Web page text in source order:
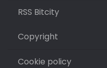
RSS Bitcity
Copyright
Cookie policy